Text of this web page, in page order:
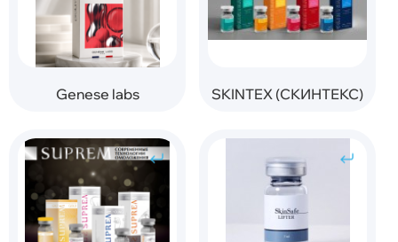
Genese labs SKINTEX (СКИНТЕКС)